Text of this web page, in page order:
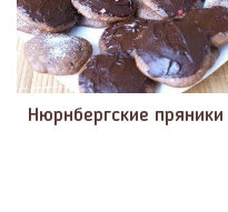
Нюрнбергские пряники